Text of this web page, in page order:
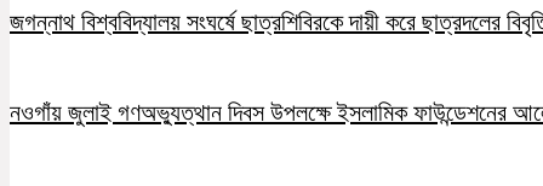
জগন্নাথ বিশ্ববিদ্যালয় সংঘর্ষে ছাত্রশিবিরকে দায়ী করে ছাত্রদলের
নওগাঁয় জুলাই গণঅভ্যুত্থান দিবস উপলক্ষে ইসলামিক ফাউন্ডেশনের